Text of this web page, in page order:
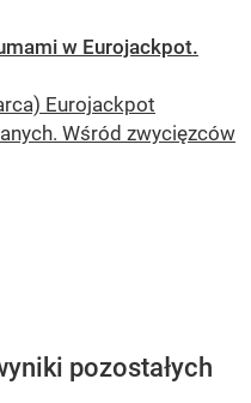
w Eurojackpot.
Eurojackpot
Wśród zwycięzców
pozostałych